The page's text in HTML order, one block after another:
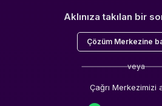
Aklınıza takılan bir
Çözüm Merkezine
veya
Çağrı Merkezimizi